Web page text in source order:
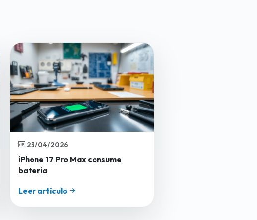
23/04/2026
iPhone 17 Pro Max consume
bateria
Leer artículo